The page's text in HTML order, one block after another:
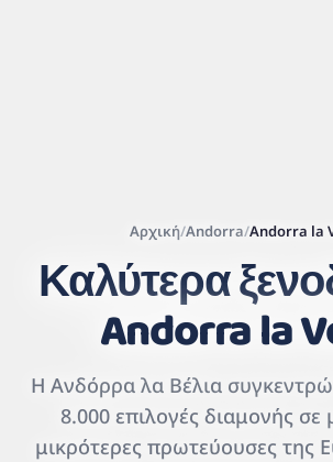
contributors | ©
CARTO
Αρχική/Andorra/Andorra la
Καλύτερα
Andorra la
Η Ανδόρρα λα Βέλια
8.000 επιλογές διαμονής σε
μικρότερες πρωτεύουσες της